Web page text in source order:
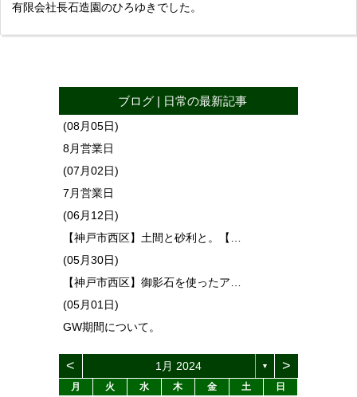
有限会社長石造園のひろゆきでした。
ブログ | 日常の最新記事
(08月05日)
8月営業日
(07月02日)
7月営業日
(06月12日)
【神戸市西区】土間と砂利と。【…
(05月30日)
【神戸市西区】御影石を使ったア…
(05月01日)
GW期間について。
< 1月 2024 ▼ >
月 火 水 木 金 土 日